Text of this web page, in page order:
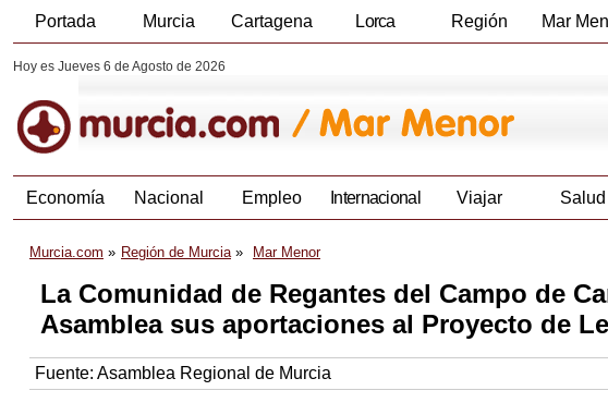
Portada Murcia Cartagena Lorca Región Mar
Hoy es Jueves 6 de Agosto de 2026
Economía Nacional Empleo Internacional Viajar Salud
Murcia.com Región de Murcia Mar Menor
La Comunidad de Regantes del Campo de
Asamblea sus aportaciones al Proyecto de
Fuente: Asamblea Regional de Murcia